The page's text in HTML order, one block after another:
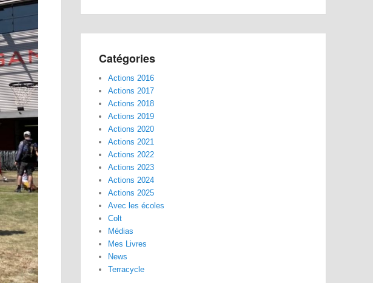
Catégories
Actions 2016
Actions 2017
Actions 2018
Actions 2019
Actions 2020
Actions 2021
Actions 2022
Actions 2023
Actions 2024
Actions 2025
Avec les écoles
Colt
Médias
Mes Livres
News
Terracycle